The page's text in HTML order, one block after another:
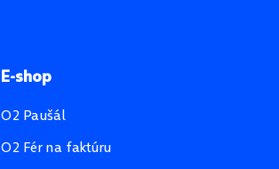
E-shop
O2 Paušál
O2 Fér na faktúru